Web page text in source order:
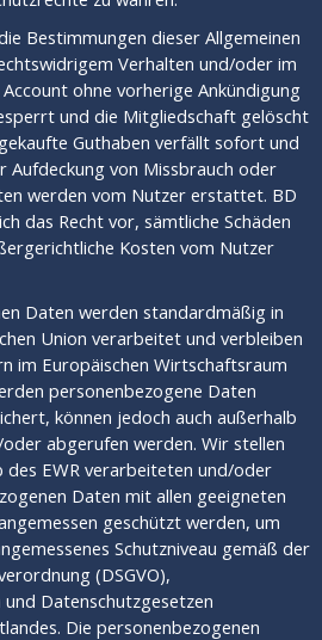
Bestimmungen dieser Allgemeinen
Verhalten und/oder im
ohne vorherige Ankündigung
und die Mitgliedschaft gelöscht
Guthaben verfällt sofort und
Aufdeckung von Missbrauch oder
werden vom Nutzer erstattet. BD
das Recht vor, sämtliche Schäden
Kosten vom Nutzer
Daten werden standardmäßig in
Union verarbeitet und verbleiben
im Europäischen Wirtschaftsraum
personenbezogene Daten
können jedoch auch außerhalb
abgerufen werden. Wir stellen
des EWR verarbeiteten und/oder
Daten mit allen geeigneten
geschützt werden, um
Schutzniveau gemäß der
(DSGVO),
Datenschutzgesetzen
Die personenbezogenen